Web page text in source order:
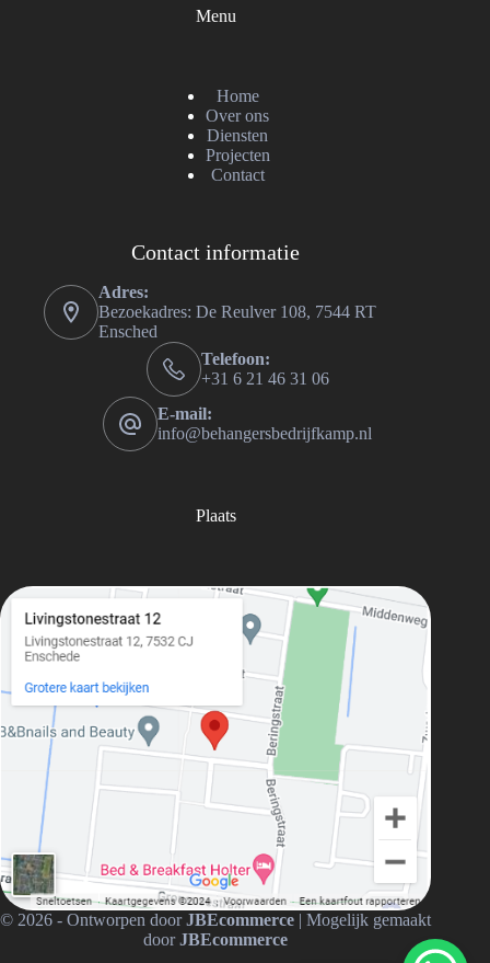
Menu
Home
Over ons
Diensten
Projecten
Contact
Contact informatie
Adres:
Bezoekadres: De Reulver 108, 7544 RT
Ensched
Telefoon:
+31 6 21 46 31 06
E-mail:
info@behangersbedrijfkamp.nl
Plaats
© 2026 - Ontworpen doorJBEcommerce | Mogelijk gemaakt
doorJBEcommerce